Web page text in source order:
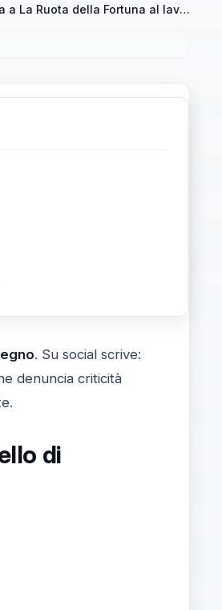
Gerry Scotti si scusa con gli insegnanti di sostegno: dalla battuta a La Ruota della Fortuna al lavoro su PEI e GLO
. Su social scrive:
denuncia criticità
di